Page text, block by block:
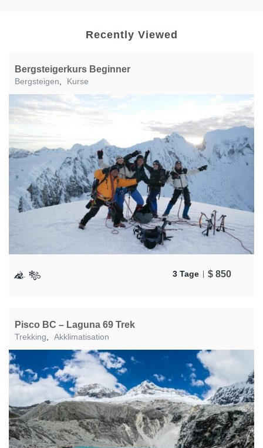
Recently Viewed
Bergsteigerkurs Beginner
Bergsteigen Kurse
3 Tage $ 850
Pisco BC – Laguna 69 Trek
Trekking Akklimatisation